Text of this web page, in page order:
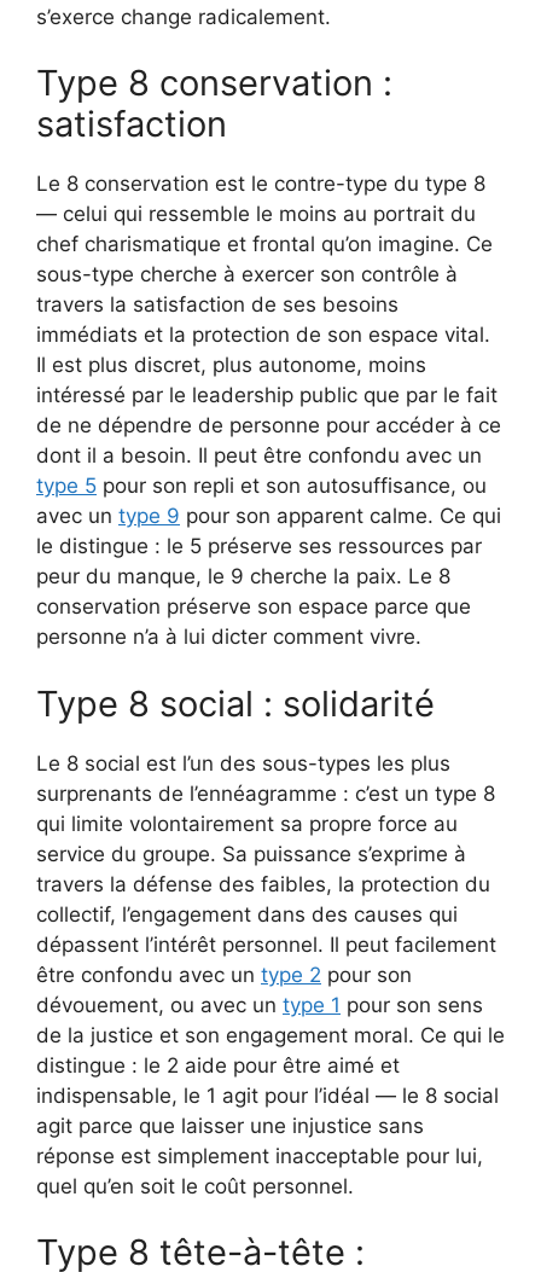
s’exerce change radicalement.
Type 8 conservation :
satisfaction
Le 8 conservation est le contre-type du type 8
— celui qui ressemble le moins au portrait du
chef charismatique et frontal qu’on imagine. Ce
sous-type cherche à exercer son contrôle à
travers la satisfaction de ses besoins
immédiats et la protection de son espace vital.
Il est plus discret, plus autonome, moins
intéressé par le leadership public que par le fait
de ne dépendre de personne pour accéder à ce
dont il a besoin. Il peut être confondu avec un
type 5 pour son repli et son autosuffisance, ou
avec un type 9 pour son apparent calme. Ce qui
le distingue : le 5 préserve ses ressources par
peur du manque, le 9 cherche la paix. Le 8
conservation préserve son espace parce que
personne n’a à lui dicter comment vivre.
Type 8 social : solidarité
Le 8 social est l’un des sous-types les plus
surprenants de l’ennéagramme : c’est un type 8
qui limite volontairement sa propre force au
service du groupe. Sa puissance s’exprime à
travers la défense des faibles, la protection du
collectif, l’engagement dans des causes qui
dépassent l’intérêt personnel. Il peut facilement
être confondu avec un type 2 pour son
dévouement, ou avec un type 1 pour son sens
de la justice et son engagement moral. Ce qui le
distingue : le 2 aide pour être aimé et
indispensable, le 1 agit pour l’idéal — le 8 social
agit parce que laisser une injustice sans
réponse est simplement inacceptable pour lui,
quel qu’en soit le coût personnel.
Type 8 tête-à-tête :